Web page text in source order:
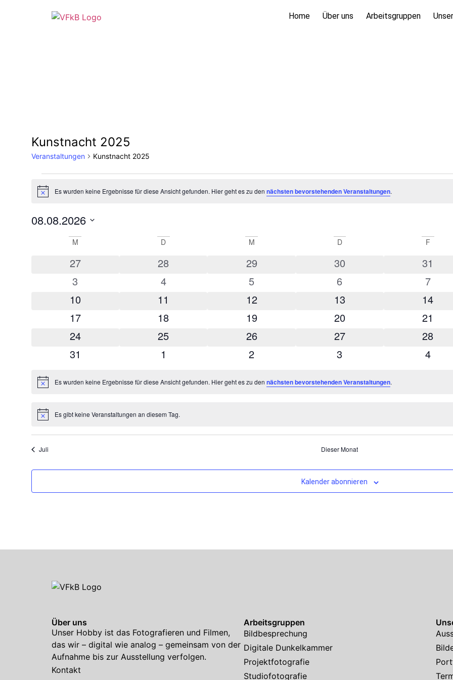
Home Über uns Arbeitsgruppen
Kunstnacht 2025
Veranstaltungen Kunstnacht 2025
HinweisEs wurden keine Ergebnisse für diese Ansicht gefunden. Hier geht es zu den nächsten bevorstehenden Veranstaltungen.
08.08.2026
Kalender
Veranstaltungen
M D M D F
0 Veranstaltungen
27 0 Veranstaltungen
28 0 Veranstaltungen
29 0 Veranstaltungen
30 0
31
0 Veranstaltungen
3 0 Veranstaltungen
4 0 Veranstaltungen
5 0 Veranstaltungen
6 0
7
0 Veranstaltungen
10 0 Veranstaltungen
11 0 Veranstaltungen
12 0 Veranstaltungen
13 0
14
0 Veranstaltungen
17 0 Veranstaltungen
18 0 Veranstaltungen
19 0 Veranstaltungen
20 0
21
0 Veranstaltungen
24 0 Veranstaltungen
25 0 Veranstaltungen
26 0 Veranstaltungen
27 0
28
0 Veranstaltungen
31 0 Veranstaltungen
1 0 Veranstaltungen
2 0 Veranstaltungen
3 0
4
HinweisEs wurden keine Ergebnisse für diese Ansicht gefunden. Hier geht es zu den nächsten bevorstehenden Veranstaltungen.
HinweisEs gibt keine Veranstaltungen an diesem Tag.
Juli Dieser Monat
Kalender abonnieren
Über uns
Unser Hobby ist das Fotografieren und Filmen,
das wir – digital wie analog – gemeinsam von der
Aufnahme bis zur Ausstellung verfolgen.
Kontakt
Arbeitsgruppen
Bildbesprechung
Digitale Dunkelkammer
Projektfotografie
Studiofotografie